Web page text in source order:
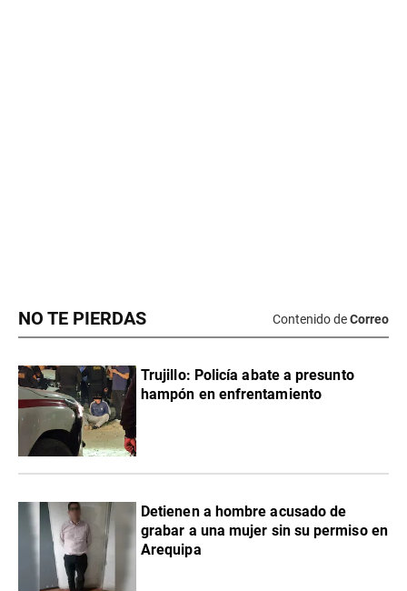
NO TE PIERDAS Contenido deCorreo
Trujillo: Policía abate a presunto
hampón en enfrentamiento
Detienen a hombre acusado de
grabar a una mujer sin su permiso en
Arequipa